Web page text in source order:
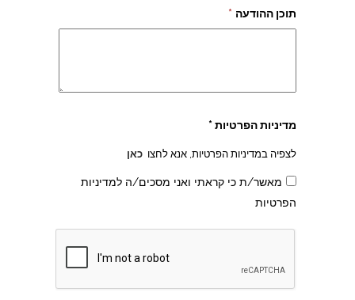
תוכן ההודעה *
מדיניות הפרטיות *
לצפיה במדיניות הפרטיות, אנא לחצו כאן
מאשר/ת כי קראתי ואני מסכים/ה למדיניות
הפרטיות
צהרון בקרית אונו